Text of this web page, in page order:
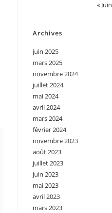
« Juin
Archives
juin 2025
mars 2025
novembre 2024
juillet 2024
mai 2024
avril 2024
mars 2024
février 2024
novembre 2023
août 2023
juillet 2023
juin 2023
mai 2023
avril 2023
mars 2023